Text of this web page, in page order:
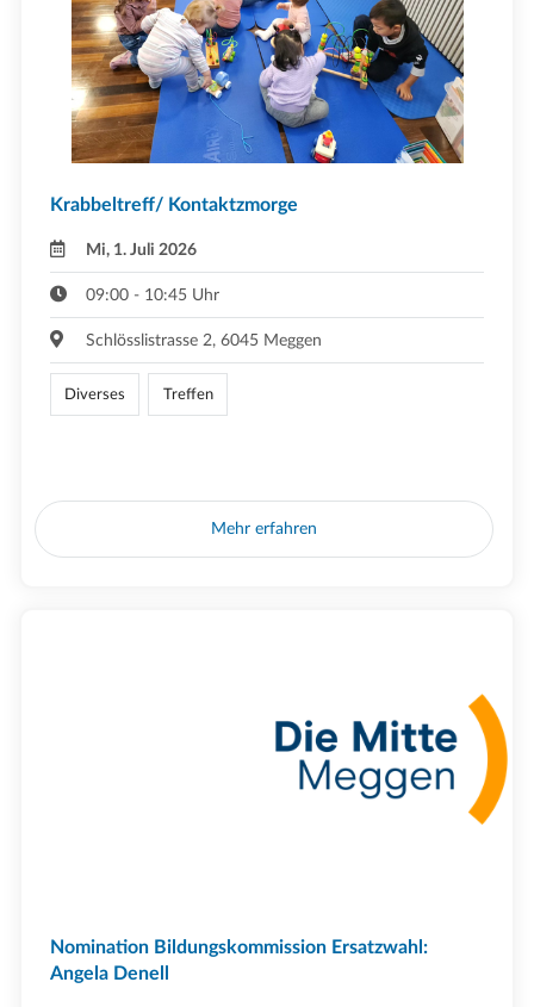
Krabbeltreff/ Kontaktzmorge
Mi, 1. Juli 2026
09:00 - 10:45 Uhr
Schlösslistrasse 2, 6045 Meggen
Diverses Treffen
Mehr erfahren
Nomination Bildungskommission Ersatzwahl:
Angela Denell